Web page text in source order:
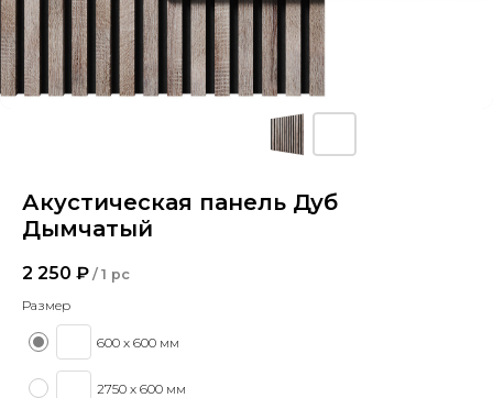
Акустическая панель Дуб
Дымчатый
2 250 ₽ / 1 pc
Размер
600 х 600 мм
2750 х 600 мм